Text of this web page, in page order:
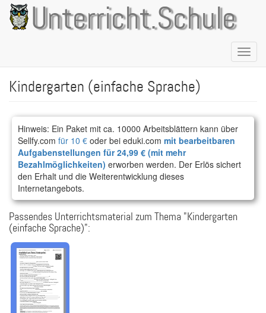
Direkt
zum
Inhalt
Unterricht.Schule
Kindergarten (einfache Sprache)
Hinweis: Ein Paket mit ca. 10000 Arbeitsblättern kann über
Sellfy.com für 10 € oder bei eduki.com mit bearbeitbaren
Aufgabenstellungen für 24,99 € (mit mehr
Bezahlmöglichkeiten) erworben werden. Der Erlös sichert
den Erhalt und die Weiterentwicklung dieses
Internetangebots.
Passendes Unterrichtsmaterial zum Thema "Kindergarten
(einfache Sprache)":